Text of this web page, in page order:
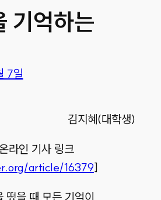
기억하는
7일
김지혜(대학생)
라인 기사 링크
article/16379]
떴을 때 모든 기억이